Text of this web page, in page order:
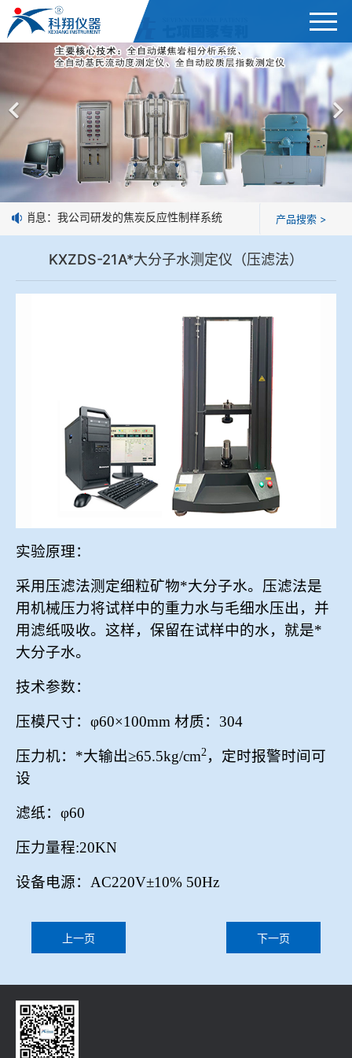
产品展示 ＞
焦炭高温性能检测系统
焦化行业检测及优化配煤设备
球团矿/烧结矿/块矿高温冶金性能检测系统
烧结/球团优化配矿研究设备
冶金渣、保护渣等高温物性检测设备
冶金石灰活性度测定仪
矿石、焦炭物理检测及制样设备
工业分析、测硫仪等
公司简介
新闻中心
企业业绩
技术交流
好消息：我公司研发的焦炭反应性制样系统，全部制样过程机械化操
产品搜索 >
KXZDS-21A*大分子水测定仪（压滤法）
实验原理：
采用压滤法测定细粒矿物*大分子水。压滤法是
用机械压力将试样中的重力水与毛细水压出，并
用滤纸吸收。这样，保留在试样中的水，就是*
大分子水。
技术参数：
压模尺寸：φ60×100mm 材质： 304
压力机：*大输出≥65.5kg/cm2 ，定时报警时间可
设
滤纸：φ60
压力量程:20KN
设备电源： AC220V±10% 50Hz
上一页 下一页